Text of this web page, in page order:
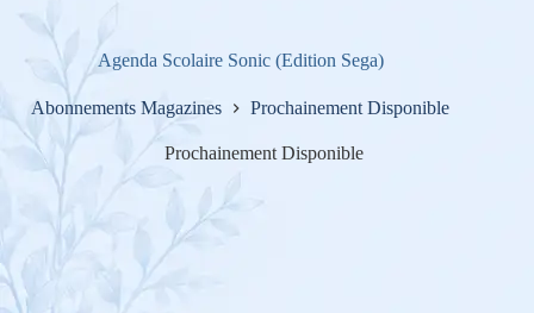
Agenda Scolaire Sonic (Edition Sega)
Abonnements Magazines Prochainement Disponible
Prochainement Disponible